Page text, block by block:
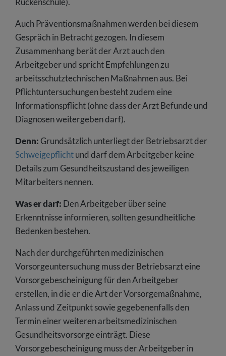
Auch Präventionsmaßnahmen werden bei diesem
Gespräch in Betracht gezogen. In diesem
Zusammenhang berät der Arzt auch den
Arbeitgeber und spricht Empfehlungen zu
arbeitsschutztechnischen Maßnahmen aus. Bei
Pflichtuntersuchungen besteht zudem eine
Informationspflicht (ohne dass der Arzt Befunde und
Diagnosen weitergeben darf).
Denn: Grundsätzlich unterliegt der Betriebsarzt der
Schweigepflichtund darf dem Arbeitgeber keine
Details zum Gesundheitszustand des jeweiligen
Mitarbeiters nennen.
Was er darf: Den Arbeitgeber über seine
Erkenntnisse informieren, sollten gesundheitliche
Bedenken bestehen.
Nach der durchgeführten medizinischen
Vorsorgeuntersuchung muss der Betriebsarzt eine
Vorsorgebescheinigung für den Arbeitgeber
erstellen, in die er die Art der Vorsorgemaßnahme,
Anlass und Zeitpunkt sowie gegebenenfalls den
Termin einer weiteren arbeitsmedizinischen
Gesundheitsvorsorge einträgt. Diese
Vorsorgebescheinigung muss der Arbeitgeber in